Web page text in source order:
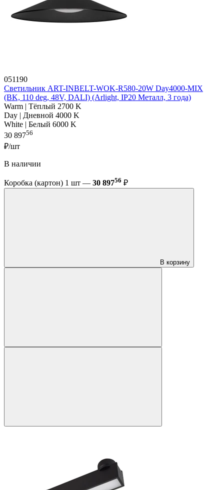
051190
Светильник ART-INBELT-WOK-R580-20W Day4000-MIX
(BK, 110 deg, 48V, DALI) (Arlight, IP20 Металл, 3 года)
Warm | Тёплый 2700 K
Day | Дневной 4000 K
White | Белый 6000 K
30 89756
₽/шт
В наличии
Коробка (картон) 1 шт — 30 89756 ₽
В корзину